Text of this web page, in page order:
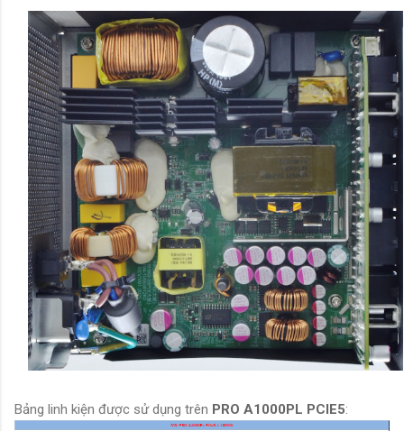
Bảng linh kiện được sử dụng trên PRO A1000PL PCIE5: